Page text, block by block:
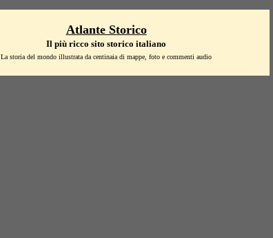
Atlante Storico
Il più ricco sito storico italiano
La storia del mondo illustrata da centinaia di mappe, foto e commenti audio